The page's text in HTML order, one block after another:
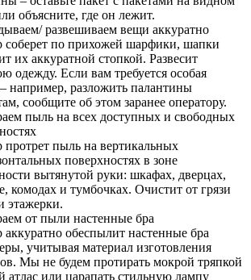
объясните, где он лежит.
развешиваем вещи аккуратно
соберет по прихожей шарфики, шапки
их аккуратной стопкой. Развесит
одежду. Если вам требуется особая
например, разложить палантины
сообщите об этом заранее оператору.
пыль на всех доступных и свободных
протрет пыль на вертикальных
поверхностях в зоне
вытянутой руки: шкафах, дверцах,
комодах и тумбочках. Очистит от грязи
этажерки.
от пыли настенные бра
обеспылит настенные бра
учитывая материал изготовления
Мы не будем протирать мокрой тряпкой
атлас или царапать стильную лампу